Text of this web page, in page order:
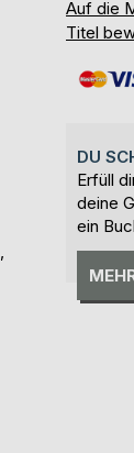
Auf die
Titel
DU
Erfüll
deine
ein